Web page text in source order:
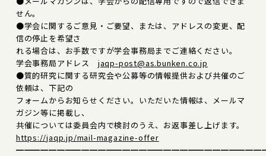
せん。
●学会に関するご意見・ご要望、または、アドレスの変更、配
信の停止を希望さ
れる場合は、お手数ですが学会事務局までご連絡ください。
学会事務局アドレス jaqp-post@as.bunken.co.jp
●質的研究に関する研究会や公募等の情報提供および共催のご
依頼は、下記の
フォームからお知らせください。いただいた情報は、メールマ
ガジン等に掲載し、
共催については委員会内で検討のうえ、お返事差し上げます。
https://jaqp.jp/mail-magazine-offer